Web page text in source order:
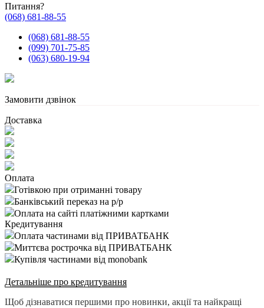
Питання?
(068) 681-88-55
(068) 681-88-55
(099) 701-75-85
(063) 680-19-94
Замовити дзвінок
Доставка
Оплата
Готівкою при отриманні товару
Банківський переказ на р/р
Оплата на сайті платіжними картками
Кредитування
Оплата частинами від ПРИВАТБАНК
Миттєва рострочка від ПРИВАТБАНК
Купівля частинами від monobank
Детальніше про кредитування
Щоб дізнаватися першими про новинки, акції та найкращі